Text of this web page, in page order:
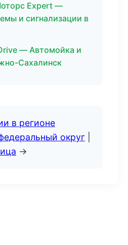
Expert —
и сигнализации в
— Автомойка и
Сахалинск
в регионе
округ
→